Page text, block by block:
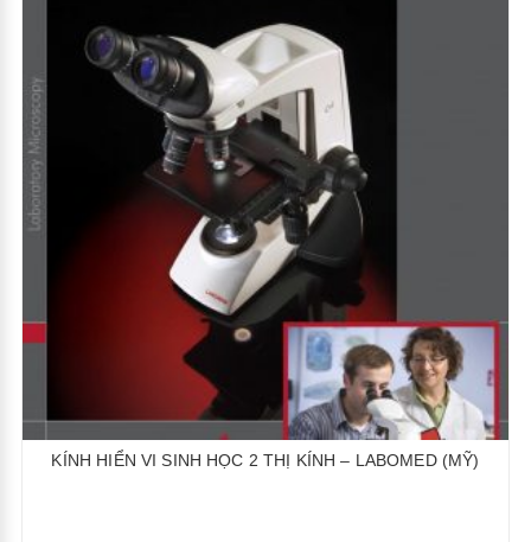
KÍNH HIỂN VI SINH HỌC 2 THỊ KÍNH – LABOMED (MỸ)